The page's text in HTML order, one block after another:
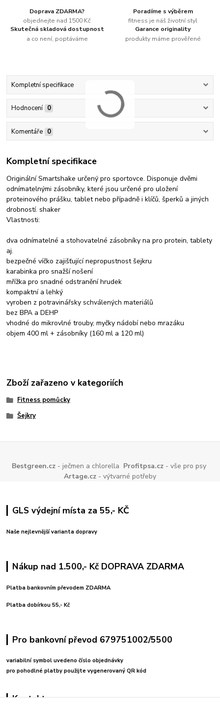
Doprava ZDARMA?
objednejte nad 1500 Kč
Poradíme s výběrem
fitness je náš životní styl
Skutečná skladová dostupnost
a co není, poptáváme
Garance originality
produkty máme prověřené
Kompletní specifikace
Hodnocení 0
Komentáře 0
Kompletní specifikace
Originální Smartshake určený pro sportovce. Disponuje dvěmi
odnímatelnými zásobníky, které jsou určené pro uložení
proteinového prášku, tablet nebo případně i klíčů, šperků a jiných
drobností. shaker
Vlastnosti:
dva odnímatelné a stohovatelné zásobníky na pro protein, tablety
aj.
bezpečné víčko zajišťující nepropustnost šejkru
karabinka pro snažší nošení
mřížka pro snadné odstranění hrudek
kompaktní a lehký
vyroben z potravinářsky schválených materiálů
bez BPA a DEHP
vhodné do mikrovlné trouby, myčky nádobí nebo mrazáku
objem 400 ml + zásobníky (160 ml a 120 ml)
Zboží zařazeno v kategoriích
Fitness pomůcky
Šejkry
Bestgreen.cz - ječmen a chlorella Profitpsa.cz - vše pro psy
Artage.cz - výtvarné potřeby
GLS výdejní místa za 55,- KČ
Naše nejlevnější varianta dopravy
Nákup nad 1.500,- Kč DOPRAVA ZDARMA
Platba bankovním převodem ZDARMA
Platba dobírkou 55,- Kč
Pro bankovní převod 679751002/5500
variabilní symbol uvedeno číslo objednávky
pro pohodlné platby použijte vygenerovaný QR kód
Kontakty